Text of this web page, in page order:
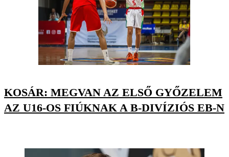
KOSÁR: MEGVAN AZ ELSŐ GYŐZELEM
AZ U16-OS FIÚKNAK A B-DIVÍZIÓS EB-N